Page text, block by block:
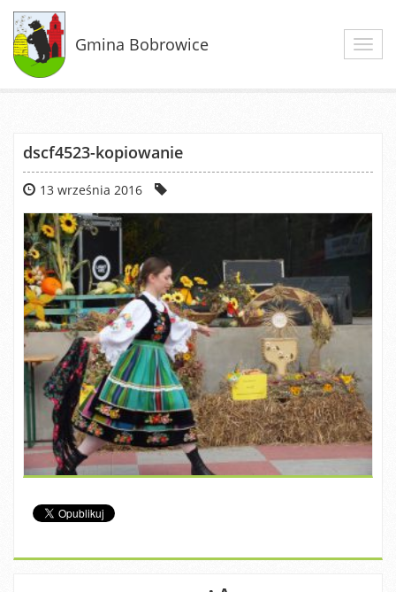
Gmina Bobrowice
dscf4523-kopiowanie
13 września 2016